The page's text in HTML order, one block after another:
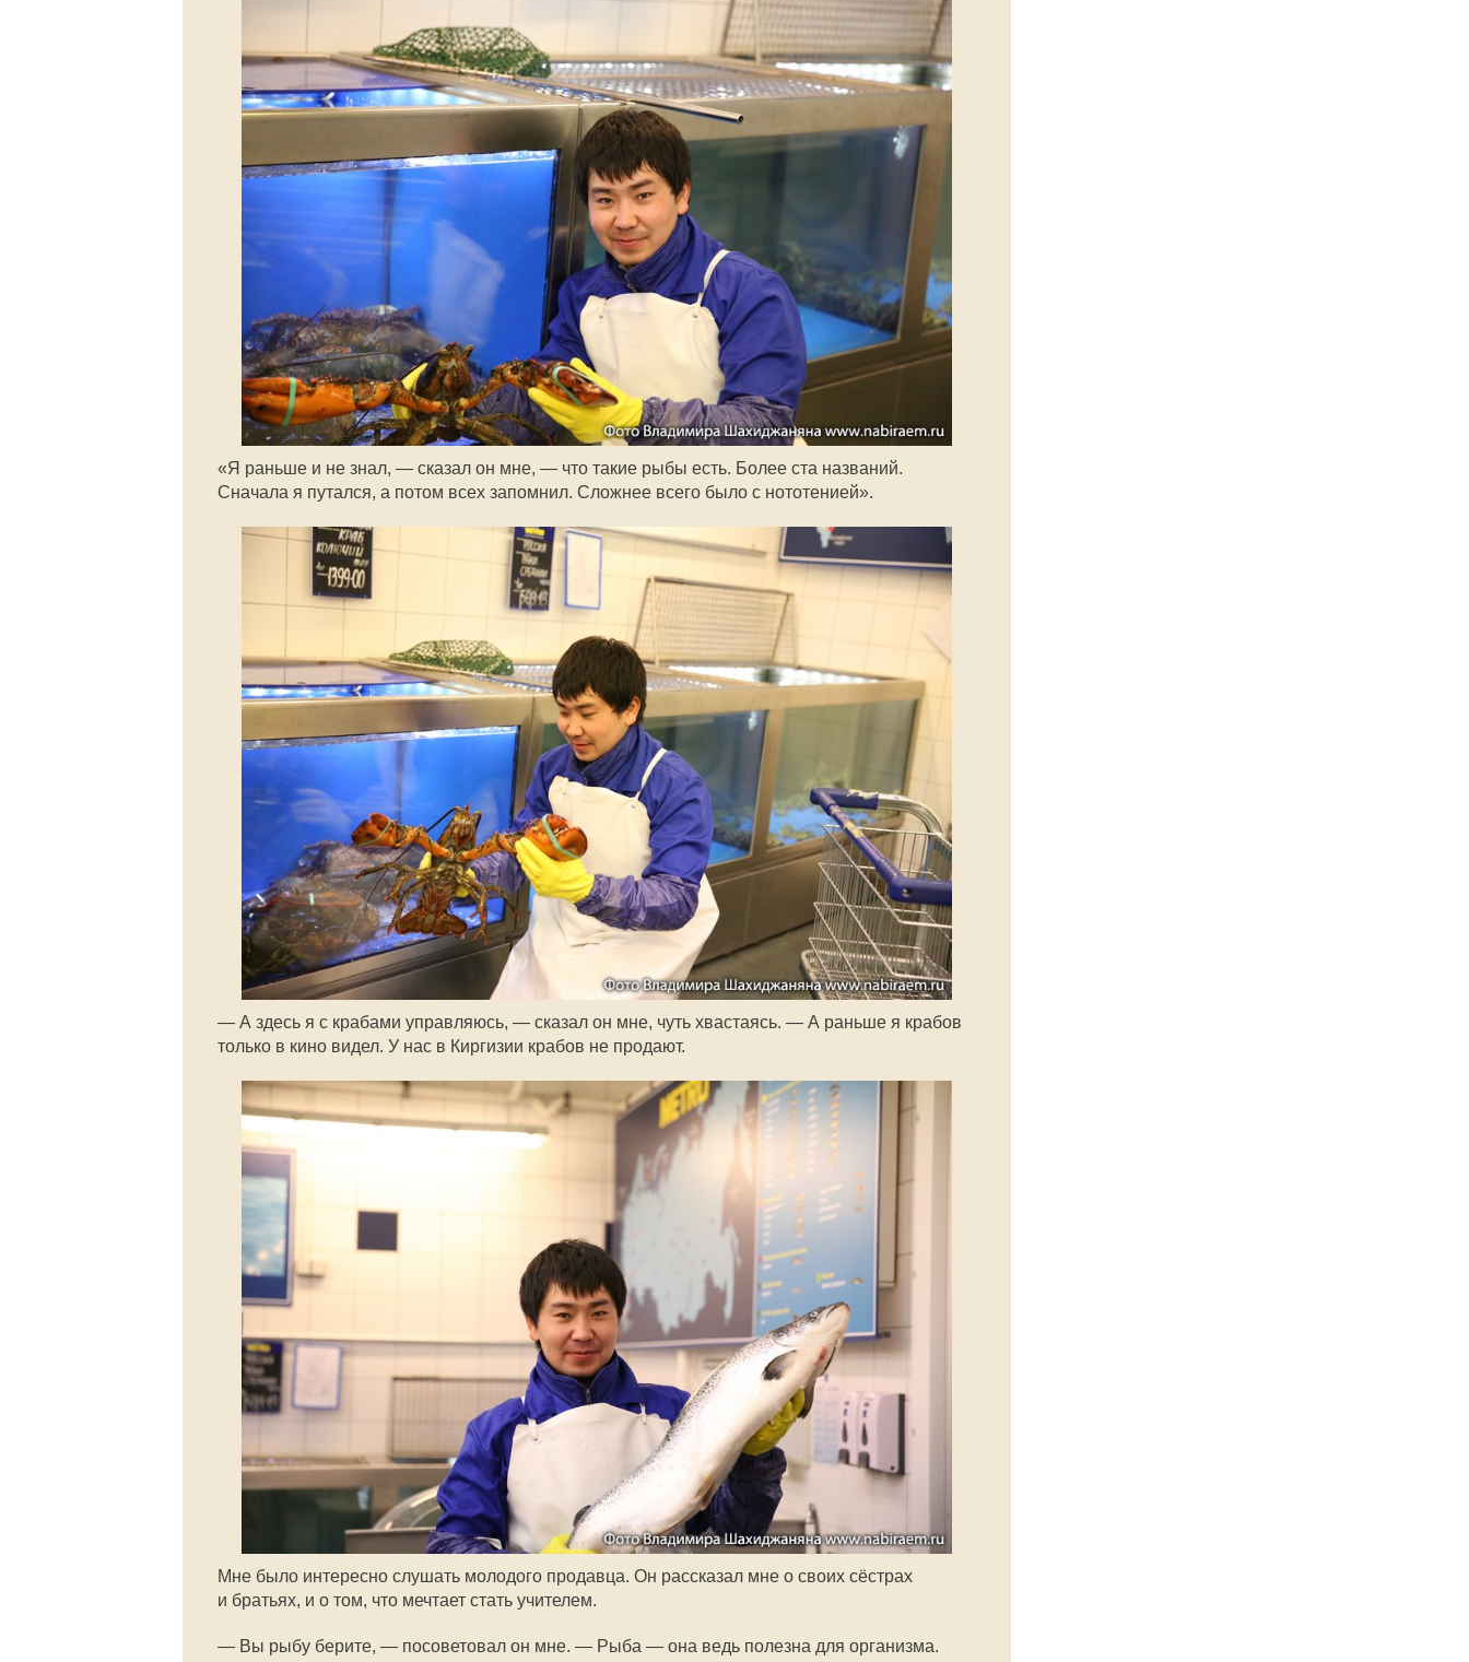
«Я раньше и не знал, — сказал он мне, — что такие рыбы есть. Более ста названий.
Сначала я путался, а потом всех запомнил. Сложнее всего было с нототенией».
— А здесь я с крабами управляюсь, — сказал он мне, чуть хвастаясь. — А раньше я крабов
только в кино видел. У нас в Киргизии крабов не продают.
Мне было интересно слушать молодого продавца. Он рассказал мне о своих сёстрах
и братьях, и о том, что мечтает стать учителем.
— Вы рыбу берите, — посоветовал он мне. — Рыба — она ведь полезна для организма.